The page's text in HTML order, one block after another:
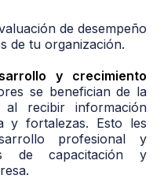
de desempeño
de tu organización.
y crecimiento
se benefician de la
al recibir información
y fortalezas. Esto les
profesional y
de capacitación y